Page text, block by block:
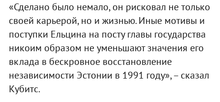
«Сделано было немало, он рисковал не только
своей карьерой, но и жизнью. Иные мотивы и
поступки Ельцина на посту главы государства
никоим образом не уменьшают значения его
вклада в бескровное восстановление
независимости Эстонии в 1991 году», – сказал
Кубитс.